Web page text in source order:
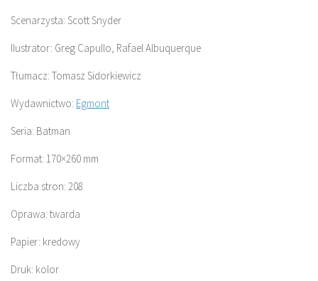
Scenarzysta: Scott Snyder
Ilustrator: Greg Capullo, Rafael Albuquerque
Tłumacz: Tomasz Sidorkiewicz
Wydawnictwo: Egmont
Seria: Batman
Format: 170×260 mm
Liczba stron: 208
Oprawa: twarda
Papier: kredowy
Druk: kolor